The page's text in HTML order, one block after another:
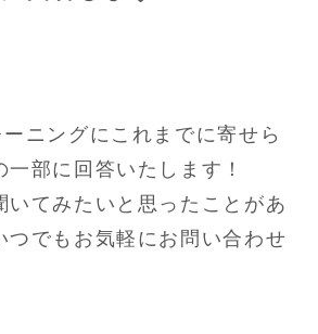
ニングにこれまでに寄せら
部に回答いたします！
いてみたいと思ったことがあ
つでもお気軽にお問い合わせ